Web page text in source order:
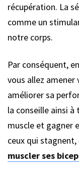
récupération. La
comme un
notre corps.
Par conséquent,
vous allez
améliorer sa
la conseille ainsi
muscle et gagner
ceux qui
muscler ses